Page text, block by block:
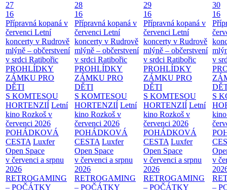
27
16
Přípravná kopaná v
červenci Letní
koncerty v Rudrově
mlýně – občerstvení
v srdci Ratibořic
PROHLÍDKY
ZÁMKU PRO
DĚTI
S KOMTESOU
HORTENZIÍ Letní
kino Rozkoš v
červenci 2026
POHÁDKOVÁ
CESTA Luxfer
Open Space
v červenci a srpnu
2026
RETROGAMING
– POČÁTKY
28
16
Přípravná kopaná v
červenci Letní
koncerty v Rudrově
mlýně – občerstvení
v srdci Ratibořic
PROHLÍDKY
ZÁMKU PRO
DĚTI
S KOMTESOU
HORTENZIÍ Letní
kino Rozkoš v
červenci 2026
POHÁDKOVÁ
CESTA Luxfer
Open Space
v červenci a srpnu
2026
RETROGAMING
– POČÁTKY
29
16
Přípravná kopaná v
červenci Letní
koncerty v Rudrově
mlýně – občerstvení
v srdci Ratibořic
PROHLÍDKY
ZÁMKU PRO
DĚTI
S KOMTESOU
HORTENZIÍ Letní
kino Rozkoš v
červenci 2026
POHÁDKOVÁ
CESTA Luxfer
Open Space
v červenci a srpnu
2026
RETROGAMING
– POČÁTKY
30
16
v
S
v
–